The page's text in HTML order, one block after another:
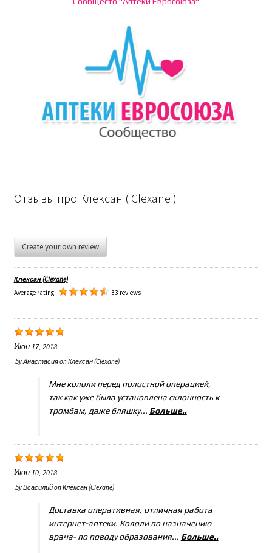
Отзывы про Клексан ( Clexane )
Create your own review
Клексан (Clexane)
Average rating:
33 reviews
Июн 17, 2018
byАнастасияonКлексан (Clexane)
Мне кололи перед полостной операцией,
так как уже была установлена склонность к
тромбам, даже бляшку... Больше..
Июн 10, 2018
byВсасилийonКлексан (Clexane)
Доставка оперативная, отличная работа
интернет-аптеки. Кололи по назначению
врача- по поводу образования... Больше..